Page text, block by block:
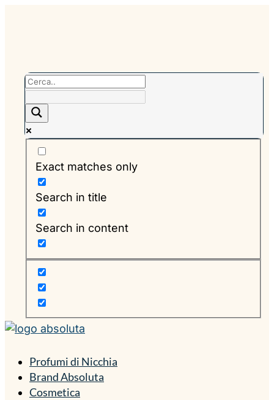
Exact matches only
Search in title
Search in content
Profumi di Nicchia
Brand Absoluta
Cosmetica